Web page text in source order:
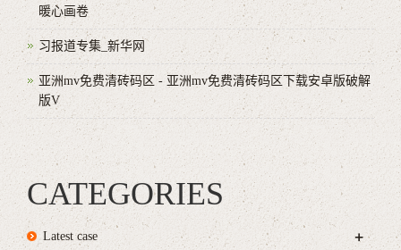
暖心画卷
习报道专集_新华网
亚洲mv免费清砖码区 - 亚洲mv免费清砖码区下载安卓版破解
版V
CATEGORIES
Latest case +